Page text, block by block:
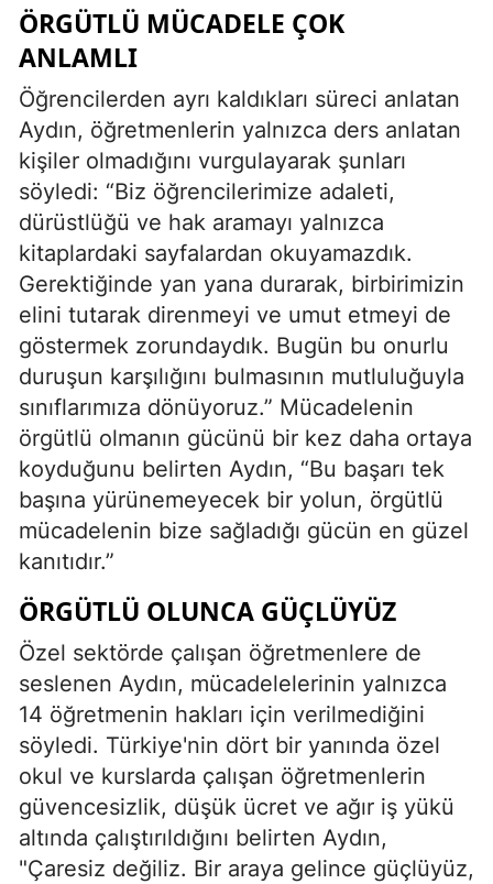
ÖRGÜTLÜ MÜCADELE ÇOK
ANLAMLI
Öğrencilerden ayrı kaldıkları süreci anlatan
Aydın, öğretmenlerin yalnızca ders anlatan
kişiler olmadığını vurgulayarak şunları
söyledi: “Biz öğrencilerimize adaleti,
dürüstlüğü ve hak aramayı yalnızca
kitaplardaki sayfalardan okuyamazdık.
Gerektiğinde yan yana durarak, birbirimizin
elini tutarak direnmeyi ve umut etmeyi de
göstermek zorundaydık. Bugün bu onurlu
duruşun karşılığını bulmasının mutluluğuyla
sınıflarımıza dönüyoruz.” Mücadelenin
örgütlü olmanın gücünü bir kez daha ortaya
koyduğunu belirten Aydın, “Bu başarı tek
başına yürünemeyecek bir yolun, örgütlü
mücadelenin bize sağladığı gücün en güzel
kanıtıdır.”
ÖRGÜTLÜ OLUNCA GÜÇLÜYÜZ
Özel sektörde çalışan öğretmenlere de
seslenen Aydın, mücadelelerinin yalnızca
14 öğretmenin hakları için verilmediğini
söyledi. Türkiye'nin dört bir yanında özel
okul ve kurslarda çalışan öğretmenlerin
güvencesizlik, düşük ücret ve ağır iş yükü
altında çalıştırıldığını belirten Aydın,
"Çaresiz değiliz. Bir araya gelince güçlüyüz,